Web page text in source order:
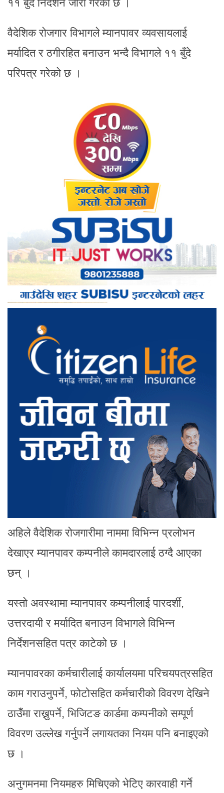
११ बुँदे निर्देशन जारी गरेको छ ।
वैदेशिक रोजगार विभागले म्यानपावर व्यवसायलाई
मर्यादित र ठगीरहित बनाउन भन्दै विभागले ११ बुँदे
परिपत्र गरेको छ ।
अहिले वैदेशिक रोजगारीमा नाममा विभिन्न प्रलोभन
देखाएर म्यानपावर कम्पनीले कामदारलाई ठग्दै आएका
छन् ।
यस्तो अवस्थामा म्यानपावर कम्पनीलाई पारदर्शी,
उत्तरदायी र मर्यादित बनाउन विभागले विभिन्न
निर्देशनसहित पत्र काटेको छ ।
म्यानपावरका कर्मचारीलाई कार्यालयमा परिचयपत्रसहित
काम गराउनुपर्ने, फोटोसहित कर्मचारीको विवरण देखिने
ठाउँमा राख्नुपर्ने, भिजिटङ कार्डमा कम्पनीको सम्पूर्ण
विवरण उल्लेख गर्नुपर्ने लगायतका नियम पनि बनाइएको
छ ।
अनुगमनमा नियमहरु मिचिएको भेटिए कारवाही गर्ने